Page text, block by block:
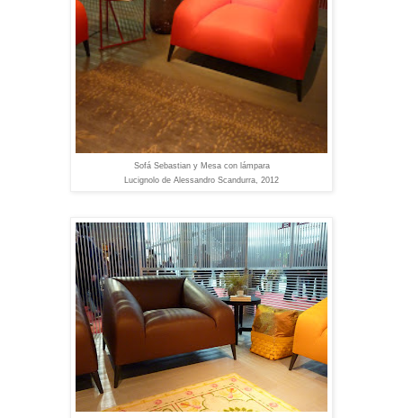
Sofá Sebastian y Mesa con lámpara
Lucignolo de Alessandro Scandurra, 2012